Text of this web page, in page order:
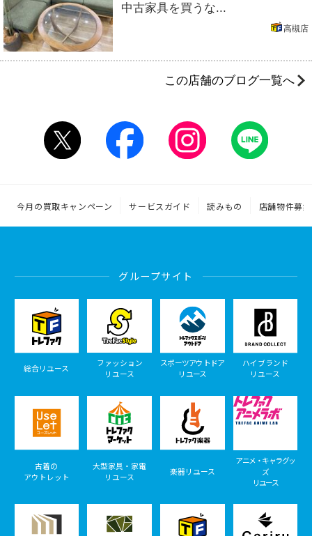
中古家具を買うな...
高槻店
この店舗のブログ一覧へ
今月の買取キャンペーン サービスガイド 読みもの 店舗物件募集
グループサイト
総合リユース
ファッション
リユース
スポーツアウトドア
リユース
ハイブランド
リユース
古着の
アウトレット
大型家具・家電
リユース
楽器リユース
アニメ・キャラグッ
ズ
リユース